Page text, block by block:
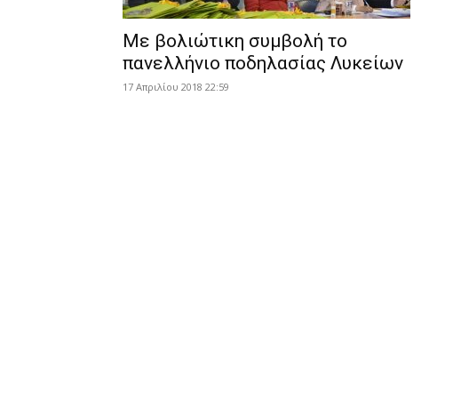
Με βολιώτικη συμβολή το
πανελλήνιο ποδηλασίας Λυκείων
17 Απριλίου 2018 22:59